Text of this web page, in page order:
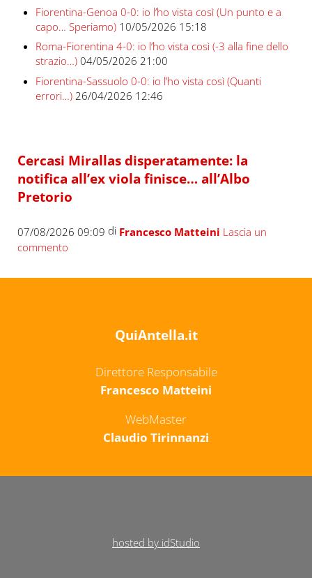
Fiorentina-Genoa 0-0: io l’ho vista così (Un punto e a
capo… Speriamo) 10/05/2026 15:18
Roma-Fiorentina 4-0: io l’ho vista così (-3 alla fine dello
strazio…) 04/05/2026 21:00
Fiorentina-Sassuolo 0-0: io l’ho vista così (Quanti
errori…) 26/04/2026 12:46
Cercasi Mirallas disperatamente: la
notifica all’ex viola finisce… all’Albo
Pretorio
07/08/2026 09:09 di Francesco Matteini Lascia un
commento
QuiAntella.it
Direttore Responsabile
Francesco Matteini
WebMaster
Claudio Tirinnanzi
hosted by idStudio